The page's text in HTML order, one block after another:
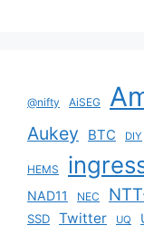
@nifty AiSEG
Aukey BTC DIY
HEMS
NAD11 NEC
SSD Twitter UQ